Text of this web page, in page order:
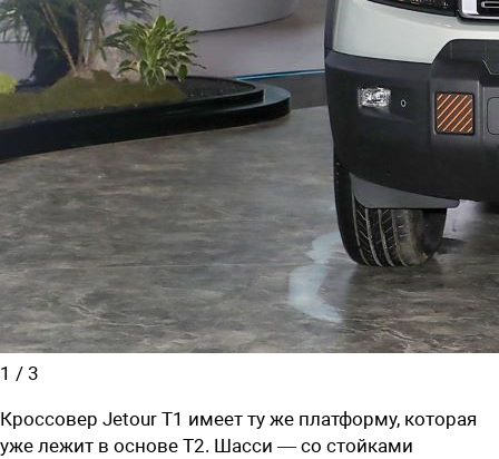
1 / 3
Кроссовер Jetour T1 имеет ту же платформу, которая
уже лежит в основе T2. Шасси — со стойками